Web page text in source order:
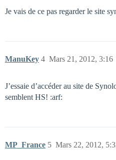
Je vais de ce pas regarder le site
ManuKey Mars 21, 2012, 3:16
4
J’essaie d’accéder au site de
semblent HS! :arf:
MP_France Mars 22, 2012,
5